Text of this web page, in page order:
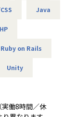
きる環境を整
・人間関係・
係性を構築。
的にマネジメ
しており、年
す。
め、一人現場
Java
Ruby on Rails
Unity
働8時間／休